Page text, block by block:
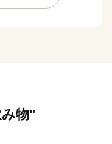
化炭素実質ゼロを
な水田地帯となって
物"